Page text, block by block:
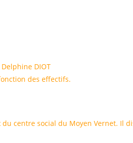
DIOT
des effectifs.
centre social du Moyen Vernet. Il